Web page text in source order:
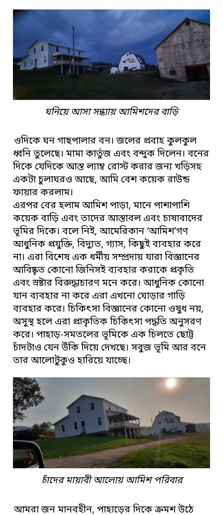
ঘনিয়ে আসা সন্ধ্যায় আমিশদের বাড়ি
ওদিকে ঘন গাছপালার বন। জলের প্রবাহ কুলকুল
ধ্বনি তুলেছে। মামা কার্তুজ এবং বন্দুক দিলেন। বনের
দিকে যেদিকে আস্ত ল্যাম্ব রোস্ট করার জন্য খড়িসহ
একটা চুলাঘরও আছে, আমি বেশ কয়েক রাউন্ড
ফায়ার করলাম।
এরপর বের হলাম আমিশ পাড়া, মানে পাশাপাশি
কয়েক বাড়ি এবং তাদের আস্তাবল এবং চাষাবাদের
ভূমির দিকে। বলে নিই, আমেরিকান ‘আমিশ’গণ
আধুনিক প্রযুক্তি, বিদ্যুত, গ্যাস, কিছুই ব্যবহার করে
না। এরা বিশেষ এক ধর্মীয় সম্প্রদায় যারা বিজ্ঞানের
আবিষ্কৃত কোনো জিনিসই ব্যবহার করাকে প্রকৃতি
এবং স্রষ্টার বিরুদ্ধাচারণ মনে করে। আধুনিক কোনো
যান ব্যবহার না করে এরা এখনো ঘোড়ার গাড়ি
ব্যবহার করে। চিকিৎসা বিজ্ঞানের কোনো ওষুধ নয়,
অসুস্থ হলে এরা প্রাকৃতিক চিকিৎসা পদ্ধতি অনুসরণ
করে। পাহাড়-সমতলের ভূমিকে এক চিলতে ছোট্ট
চাঁদটাও যেন উঁকি দিয়ে দেখছে। সবুজ ভূমি আর বনে
তার আলোটুকুও হারিয়ে যাচ্ছে।
চাঁদের মায়াবী আলোয় আমিশ পরিবার
আমরা জন মানবহীন, পাহাড়ের দিকে ক্রমশ উঠে